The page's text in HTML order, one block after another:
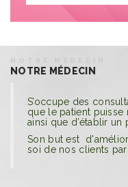
NOTRE MÉDECIN
S’occupe des
que le patient puisse
ainsi que d’établir un
Son but est
soi de nos clients